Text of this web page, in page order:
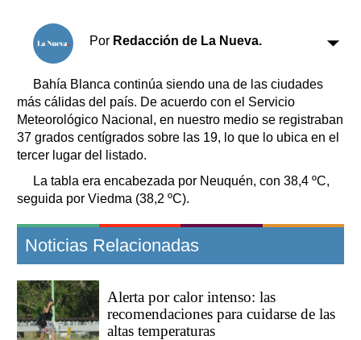
Horóscopo
Suplementos
Servicios
Farmacias
Transportes
Loterías
Datos Útiles
Edictos
Teléfonos de urgencia
Por Redacción de La Nueva.
Bahía Blanca continúa siendo una de las ciudades
más cálidas del país. De acuerdo con el Servicio
Meteorológico Nacional, en nuestro medio se registraban
37 grados centígrados sobre las 19, lo que lo ubica en el
tercer lugar del listado.
La tabla era encabezada por Neuquén, con 38,4 ºC,
seguida por Viedma (38,2 ºC).
Noticias Relacionadas
Alerta por calor intenso: las
recomendaciones para cuidarse de las
altas temperaturas